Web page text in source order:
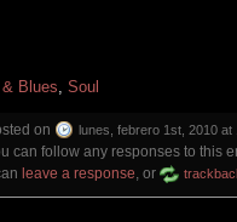
Blues, Soul
on lunes, febrero 1st, 2010 at
can follow any responses to this
leave a response, or